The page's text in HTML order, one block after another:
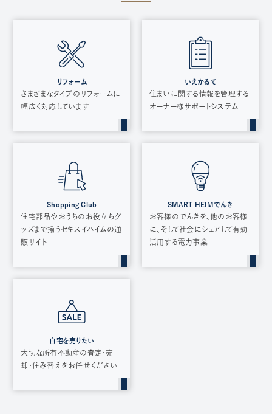
リフォーム
さまざまなタイプのリフォームに
幅広く対応しています
いえかるて
住まいに関する情報を管理する
オーナー様サポートシステム
Shopping Club
住宅部品やおうちのお役立ちグ
ッズまで揃うセキスイハイムの通
販サイト
SMART HEIMでんき
お客様のでんきを、他のお客様
に、そして社会にシェアして有効
活用する電力事業
自宅を売りたい
大切な所有不動産の査定・売
却・住み替えをお任せください